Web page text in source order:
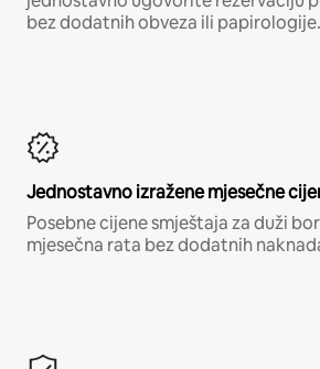
bez dodatnih obveza ili
Jednostavno izražene mjesečne
Posebne cijene smještaja za duži
mjesečna rata bez dodatnih